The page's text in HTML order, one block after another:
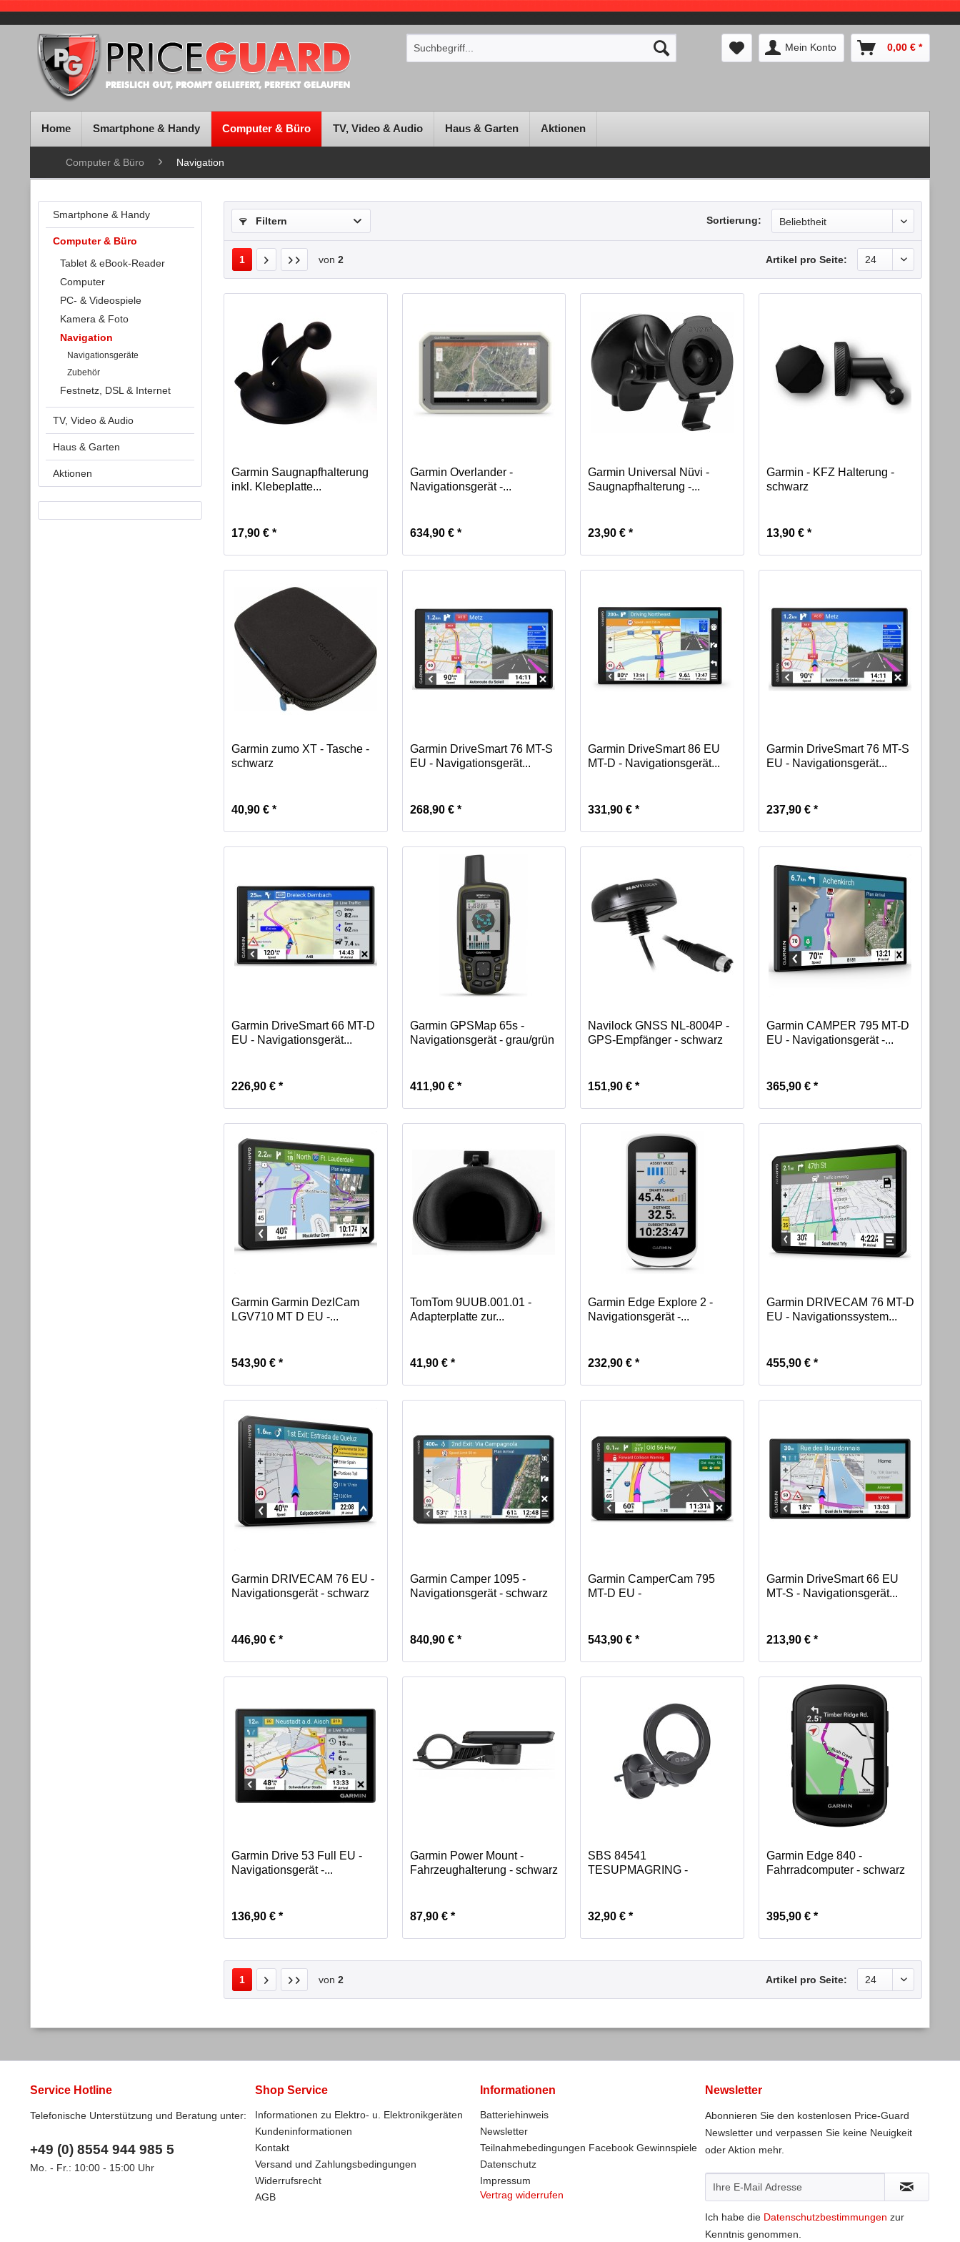
Mein Konto 0,00 € *
Home Smartphone & Handy Computer & Büro TV, Video & Audio Haus & Garten Aktionen
Computer & Büro Navigation
Smartphone & Handy
Computer & Büro
Tablet & eBook-Reader
Computer
PC- & Videospiele
Kamera & Foto
Navigation
Navigationsgeräte
Zubehör
Festnetz, DSL & Internet
TV, Video & Audio
Haus & Garten
Aktionen
Filtern Sortierung:
1 von 2 Artikel pro Seite:
Garmin Saugnapfhalterung
inkl. Klebeplatte...
17,90 € *
Garmin Overlander -
Navigationsgerät -...
634,90 € *
Garmin Universal Nüvi -
Saugnapfhalterung -...
23,90 € *
Garmin - KFZ Halterung -
schwarz
13,90 € *
Garmin zumo XT - Tasche -
schwarz
40,90 € *
Garmin DriveSmart 76 MT-S
EU - Navigationsgerät...
268,90 € *
Garmin DriveSmart 86 EU
MT-D - Navigationsgerät...
331,90 € *
Garmin DriveSmart 76 MT-S
EU - Navigationsgerät...
237,90 € *
Garmin DriveSmart 66 MT-D
EU - Navigationsgerät...
226,90 € *
Garmin GPSMap 65s -
Navigationsgerät - grau/grün
411,90 € *
Navilock GNSS NL-8004P -
GPS-Empfänger - schwarz
151,90 € *
Garmin CAMPER 795 MT-D
EU - Navigationsgerät -...
365,90 € *
Garmin Garmin DezlCam
LGV710 MT D EU -...
543,90 € *
TomTom 9UUB.001.01 -
Adapterplatte zur...
41,90 € *
Garmin Edge Explore 2 -
Navigationsgerät -...
232,90 € *
Garmin DRIVECAM 76 MT-D
EU - Navigationssystem...
455,90 € *
Garmin DRIVECAM 76 EU -
Navigationsgerät - schwarz
446,90 € *
Garmin Camper 1095 -
Navigationsgerät - schwarz
840,90 € *
Garmin CamperCam 795
MT-D EU -
543,90 € *
Garmin DriveSmart 66 EU
MT-S - Navigationsgerät...
213,90 € *
Garmin Drive 53 Full EU -
Navigationsgerät -...
136,90 € *
Garmin Power Mount -
Fahrzeughalterung - schwarz
87,90 € *
SBS 84541
TESUPMAGRING -
32,90 € *
Garmin Edge 840 -
Fahrradcomputer - schwarz
395,90 € *
1 von 2 Artikel pro Seite:
Service Hotline
Telefonische Unterstützung und Beratung unter:
+49 (0) 8554 944 985 5
Mo. - Fr.: 10:00 - 15:00 Uhr
Shop Service
Informationen zu Elektro- u. Elektronikgeräten
Kundeninformationen
Kontakt
Versand und Zahlungsbedingungen
Widerrufsrecht
AGB
Informationen
Batteriehinweis
Newsletter
Teilnahmebedingungen Facebook Gewinnspiele
Datenschutz
Impressum
Vertrag widerrufen
Newsletter
Abonnieren Sie den kostenlosen Price-Guard
Newsletter und verpassen Sie keine Neuigkeit
oder Aktion mehr.
Ich habe die Datenschutzbestimmungen zur
Kenntnis genommen.